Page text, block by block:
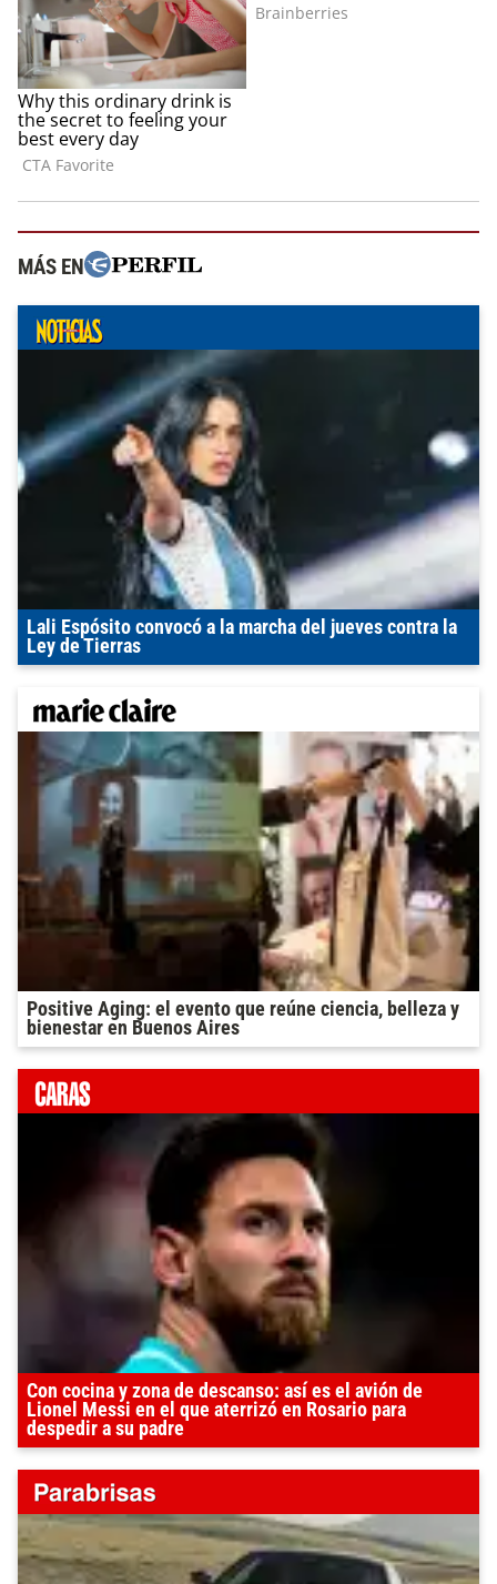
MÁS EN
Lali Espósito convocó a la marcha del jueves contra la
Ley de Tierras
Positive Aging: el evento que reúne ciencia, belleza y
bienestar en Buenos Aires
Con cocina y zona de descanso: así es el avión de
Lionel Messi en el que aterrizó en Rosario para
despedir a su padre